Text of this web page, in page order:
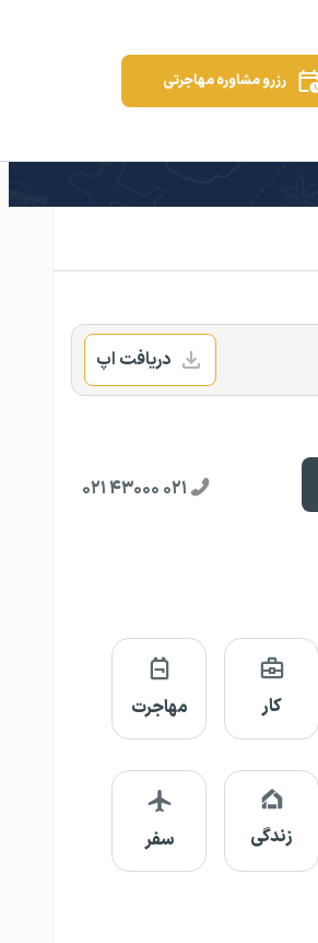
رزرو مشاوره مهاجرتی
دریافت اپ
۰۲۱ ۴۳۰۰۰ ۰۲۱
کار مهاجرت
زندگی سفر